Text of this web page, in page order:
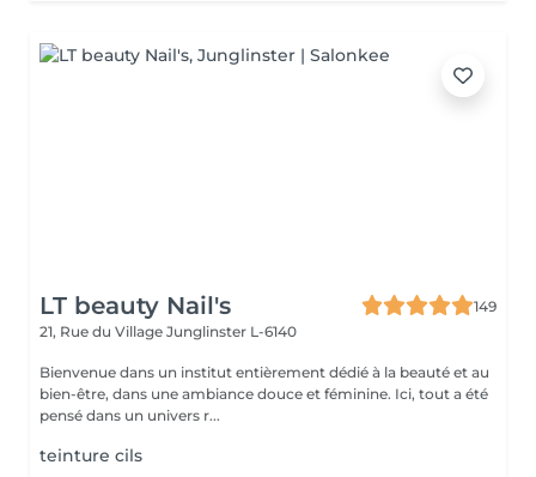
LT beauty Nail's
149
21, Rue du Village Junglinster L-6140
Bienvenue dans un institut entièrement dédié à la beauté et au
bien-être, dans une ambiance douce et féminine. Ici, tout a été
pensé dans un univers r...
teinture cils